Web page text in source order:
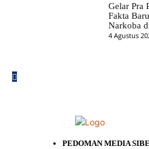
Gelar Pra
Fakta
Narkoba
4 Agustus
PEDOMAN MEDIA